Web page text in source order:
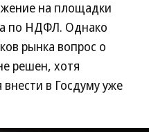
на площадки
по НДФЛ. Однако
рынка вопрос о
решен, хотя
в Госдуму уже